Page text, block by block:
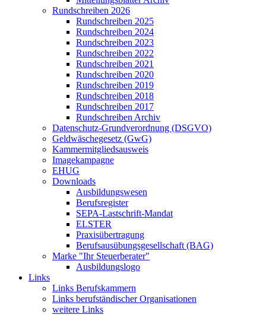
Rundschreiben 2026
Rundschreiben 2025
Rundschreiben 2024
Rundschreiben 2023
Rundschreiben 2022
Rundschreiben 2021
Rundschreiben 2020
Rundschreiben 2019
Rundschreiben 2018
Rundschreiben 2017
Rundschreiben Archiv
Datenschutz-Grundverordnung (DSGVO)
Geldwäschegesetz (GwG)
Kammermitgliedsausweis
Imagekampagne
EHUG
Downloads
Ausbildungswesen
Berufsregister
SEPA-Lastschrift-Mandat
ELSTER
Praxisübertragung
Berufsausübungsgesellschaft (BAG)
Marke "Ihr Steuerberater"
Ausbildungslogo
Links
Links Berufskammern
Links berufständischer Organisationen
weitere Links